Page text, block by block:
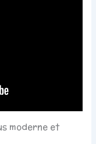
moderne et